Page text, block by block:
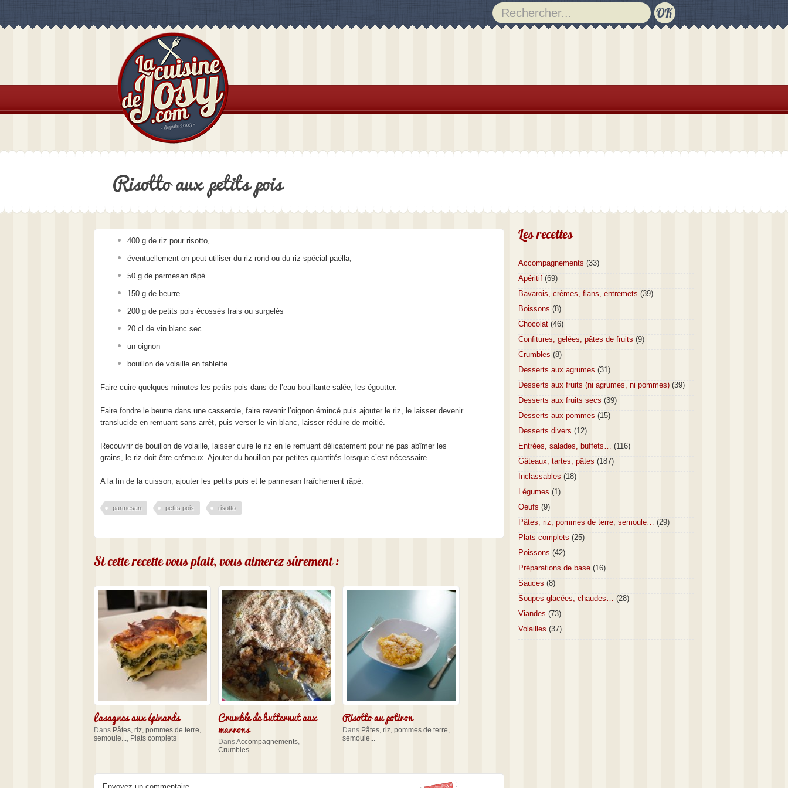
Risotto aux petits pois
400 g de riz pour risotto,
éventuellement on peut utiliser du riz rond ou du riz spécial paëlla,
50 g de parmesan râpé
150 g de beurre
200 g de petits pois écossés frais ou surgelés
20 cl de vin blanc sec
un oignon
bouillon de volaille en tablette
Faire cuire quelques minutes les petits pois dans de l’eau bouillante salée, les égoutter.
Faire fondre le beurre dans une casserole, faire revenir l’oignon émincé puis ajouter le riz, le laisser devenir
translucide en remuant sans arrêt, puis verser le vin blanc, laisser réduire de moitié.
Recouvrir de bouillon de volaille, laisser cuire le riz en le remuant délicatement pour ne pas abîmer les
grains, le riz doit être crémeux. Ajouter du bouillon par petites quantités lorsque c’est nécessaire.
A la fin de la cuisson, ajouter les petits pois et le parmesan fraîchement râpé.
parmesan petits pois risotto
Si cette recette vous plait, vous aimerez sûrement :
Lasagnes aux épinards
Dans Pâtes, riz, pommes de terre,
semoule..., Plats complets
Crumble de butternut aux
marrons
DansAccompagnements,
Crumbles
Risotto au potiron
Dans Pâtes, riz, pommes de terre,
semoule...
Les recettes
Accompagnements (33)
Apéritif (69)
Bavarois, crèmes, flans, entremets (39)
Boissons (8)
Chocolat (46)
Confitures, gelées, pâtes de fruits (9)
Crumbles (8)
Desserts aux agrumes (31)
Desserts aux fruits (ni agrumes, ni pommes) (39)
Desserts aux fruits secs (39)
Desserts aux pommes (15)
Desserts divers (12)
Entrées, salades, buffets… (116)
Gâteaux, tartes, pâtes (187)
Inclassables (18)
Légumes (1)
Oeufs (9)
Pâtes, riz, pommes de terre, semoule… (29)
Plats complets (25)
Poissons (42)
Préparations de base (16)
Sauces (8)
Soupes glacées, chaudes… (28)
Viandes (73)
Volailles (37)